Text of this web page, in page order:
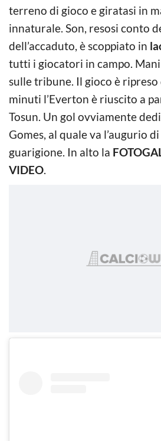
terreno di gioco e giratasi in
innaturale. Son, resosi conto
dell’accaduto, è scoppiato in
tutti i giocatori in campo. Mani
sulle tribune. Il gioco è
minuti l’Everton è riuscito a
Tosun. Un gol ovviamente
Gomes, al quale va l’augurio
guarigione. In alto la
VIDEO.